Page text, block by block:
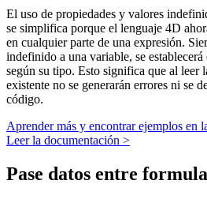
El uso de propiedades y valores
se simplifica porque el lenguaje 4D
en cualquier parte de una expresión.
indefinido a una variable, se
según su tipo. Esto significa que al leer
existente no se generarán errores ni se
código.
Aprender más y encontrar ejemplos en
Leer la documentación >
Pase datos entre